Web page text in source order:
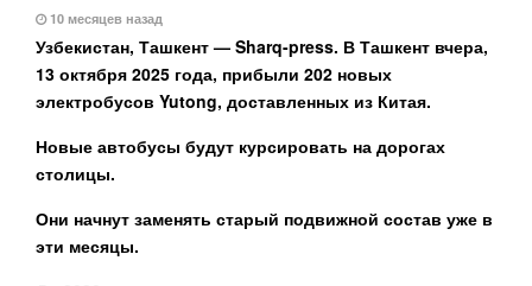
10 месяцев назад
Узбекистан, Ташкент — Sharq-press. В Ташкент вчера,
13 октября 2025 года, прибыли 202 новых
электробусов Yutong, доставленных из Китая.
Новые автобусы будут курсировать на дорогах
столицы.
Они начнут заменять старый подвижной состав уже в
эти месяцы.